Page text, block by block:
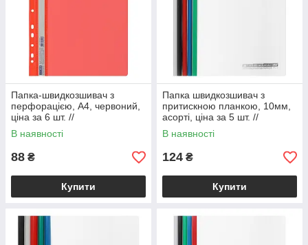
Папка-швидкозшивач з
перфорацією, А4, червоний,
ціна за 6 шт. //
В наявності
88 ₴
Купити
Папка швидкозшивач з
притискною планкою, 10мм,
асорті, ціна за 5 шт. //
В наявності
124 ₴
Купити